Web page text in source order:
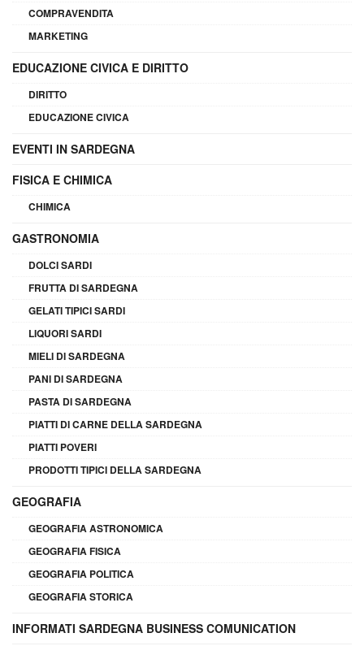
COMPRAVENDITA
MARKETING
EDUCAZIONE CIVICA E DIRITTO
DIRITTO
EDUCAZIONE CIVICA
EVENTI IN SARDEGNA
FISICA E CHIMICA
CHIMICA
GASTRONOMIA
DOLCI SARDI
FRUTTA DI SARDEGNA
GELATI TIPICI SARDI
LIQUORI SARDI
MIELI DI SARDEGNA
PANI DI SARDEGNA
PASTA DI SARDEGNA
PIATTI DI CARNE DELLA SARDEGNA
PIATTI POVERI
PRODOTTI TIPICI DELLA SARDEGNA
GEOGRAFIA
GEOGRAFIA ASTRONOMICA
GEOGRAFIA FISICA
GEOGRAFIA POLITICA
GEOGRAFIA STORICA
INFORMATI SARDEGNA BUSINESS COMUNICATION